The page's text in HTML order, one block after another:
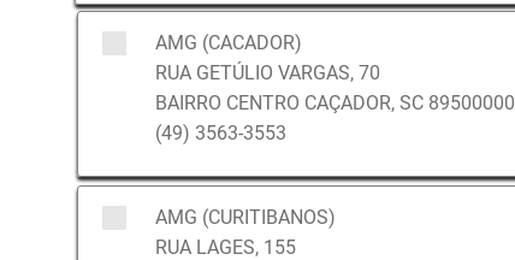
AMG (CACADOR)
RUA GETÚLIO VARGAS, 70
BAIRRO CENTRO CAÇADOR, SC 89500000
(49) 3563-3553
AMG (CURITIBANOS)
RUA LAGES, 155